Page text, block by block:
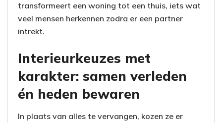
transformeert een woning tot een thuis, iets wat
veel mensen herkennen zodra er een partner
intrekt.
Interieurkeuzes met
karakter: samen verleden
én heden bewaren
In plaats van alles te vervangen, kozen ze er